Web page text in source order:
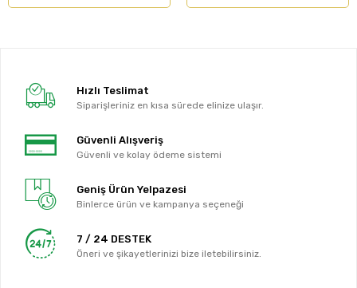
Hızlı Teslimat
Siparişleriniz en kısa sürede elinize ulaşır.
Güvenli Alışveriş
Güvenli ve kolay ödeme sistemi
Geniş Ürün Yelpazesi
Binlerce ürün ve kampanya seçeneği
7 / 24 DESTEK
Öneri ve şikayetlerinizi bize iletebilirsiniz.